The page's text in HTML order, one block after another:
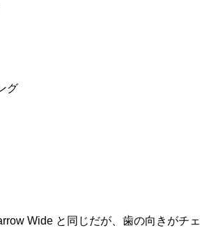
グ
Wide と同じだが、歯の向きがチ